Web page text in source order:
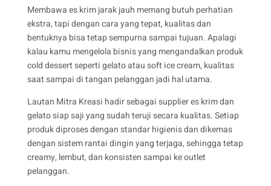
Membawa es krim jarak jauh memang butuh perhatian
ekstra, tapi dengan cara yang tepat, kualitas dan
bentuknya bisa tetap sempurna sampai tujuan. Apalagi
kalau kamu mengelola bisnis yang mengandalkan produk
cold dessert seperti gelato atau soft ice cream, kualitas
saat sampai di tangan pelanggan jadi hal utama.
Lautan Mitra Kreasi hadir sebagai supplier es krim dan
gelato siap saji yang sudah teruji secara kualitas. Setiap
produk diproses dengan standar higienis dan dikemas
dengan sistem rantai dingin yang terjaga, sehingga tetap
creamy, lembut, dan konsisten sampai ke outlet
pelanggan.